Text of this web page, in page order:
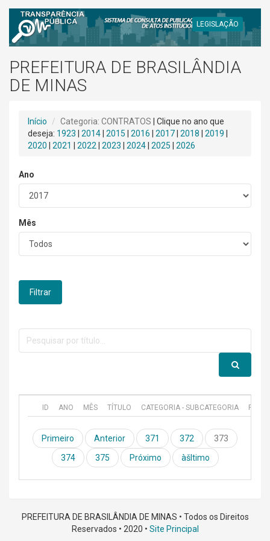
LEGISLAÇÃO
PREFEITURA DE BRASILÂNDIA
DE MINAS
Início Categoria: CONTRATOS | Clique no ano que
deseja: 1923 2014 2015 2016 2017 2018 2019
2020
2021 2022 2023 2024 2025 2026
Ano
Mês
Filtrar
ID ANO MÊS TÍTULO CATEGORIA - SUBCATEGORIA
Primeiro Anterior 371 372
373
374
375 Próximo àšltimo
PREFEITURA DE BRASILÂNDIA DE MINAS • Todos os Direitos
Reservados • 2020 • Site Principal